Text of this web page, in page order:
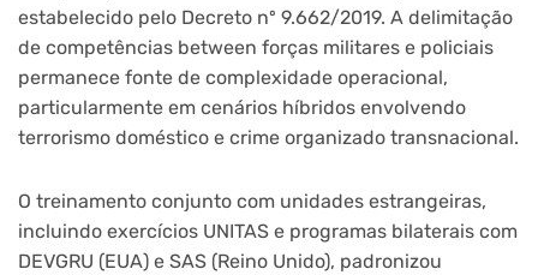
estabelecido pelo Decreto nº 9.662/2019. A delimitação
de competências between forças militares e policiais
permanece fonte de complexidade operacional,
particularmente em cenários híbridos envolvendo
terrorismo doméstico e crime organizado transnacional.
O treinamento conjunto com unidades estrangeiras,
incluindo exercícios UNITAS e programas bilaterais com
DEVGRU (EUA) e SAS (Reino Unido), padronizou